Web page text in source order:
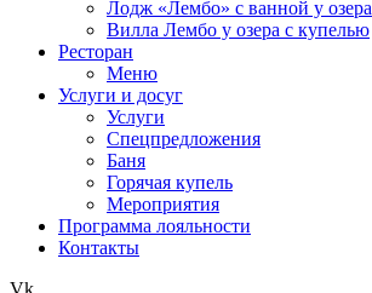
Лодж «Лембо» с ванной у озера
Вилла Лембо у озера с купелью
Ресторан
Меню
Услуги и досуг
Услуги
Спецпредложения
Баня
Горячая купель
Мероприятия
Программа лояльности
Контакты
Vk